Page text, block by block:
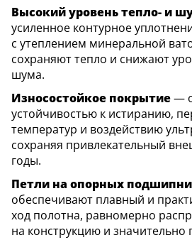
Высокий уровень тепло- и
усиленное контурное
с утеплением минеральной
сохраняют тепло и снижают
шума.
Износостойкое покрытие—
устойчивостью к истиранию,
температур и воздействию
сохраняя привлекательный
годы.
Петли на опорных
обеспечивают плавный и
ход полотна, равномерно
на конструкцию и